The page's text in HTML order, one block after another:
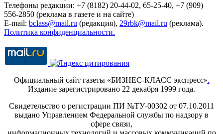
Телефоны редакции: +7 (8182) 20-44-02, 65-25-40, +7 (909)
556-2850 (реклама в газете и на сайте)
E-mail: bclass@mail.ru (редакция), 29rbk@mail.ru (реклама).
Политика конфиденциальности.
Официальный сайт газеты «БИЗНЕС-КЛАСС экспресс».
Издание зарегистрировано 22 декабря 1999 года.
Свидетельство о регистрации ПИ №ТУ-00302 от 07.10.2011
выдано Управлением Федеральной службы по надзору в
сфере связи,